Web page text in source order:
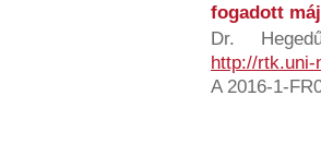
fogadott
Dr.
http://rtk.uni-
A 2016-1-